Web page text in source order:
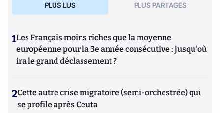
PLUS LUS PLUS PARTAGES
1Les Français moins riches que la moyenne
européenne pour la 3e année consécutive : jusqu'où
ira le grand déclassement ?
2Cette autre crise migratoire (semi-orchestrée) qui
se profile après Ceuta